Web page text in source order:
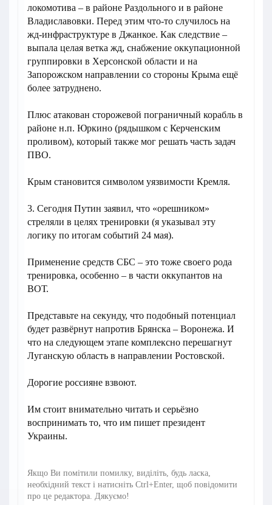
локомотива – в районе Раздольного и в районе
Владиславовки. Перед этим что-то случилось на
жд-инфраструктуре в Джанкое. Как следствие –
выпала целая ветка жд, снабжение оккупационной
группировки в Херсонской области и на
Запорожском направлении со стороны Крыма ещё
более затруднено.
Плюс атакован сторожевой пограничный корабль в
районе н.п. Юркино (рядышком с Керченским
проливом), который также мог решать часть задач
ПВО.
Крым становится символом уязвимости Кремля.
3. Сегодня Путин заявил, что «орешником»
стреляли в целях тренировки (я указывал эту
логику по итогам событий 24 мая).
Применение средств СБС – это тоже своего рода
тренировка, особенно – в части оккупантов на
ВОТ.
Представьте на секунду, что подобный потенциал
будет развёрнут напротив Брянска – Воронежа. И
что на следующем этапе комплексно перешагнут
Луганскую область в направлении Ростовской.
Дорогие россияне взвоют.
Им стоит внимательно читать и серьёзно
воспринимать то, что им пишет президент
Украины.
Якщо Ви помітили помилку, виділіть, будь ласка,
необхідний текст і натисніть Ctrl+Enter, щоб повідомити
про це редактора. Дякуємо!